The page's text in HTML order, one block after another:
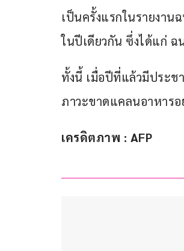
เป็นครั้งแรกในรายงา
ในปีเดียวกัน ซึ่งได้แก่
ทั้งนี้ เมื่อปีที่แล้วมีประ
ภาวะขาดแคลนอาหาร
เครดิตภาพ : AFP